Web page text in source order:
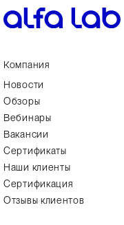
Компания
Новости
Обзоры
Вебинары
Вакансии
Сертификаты
Наши клиенты
Сертификация
Отзывы клиентов